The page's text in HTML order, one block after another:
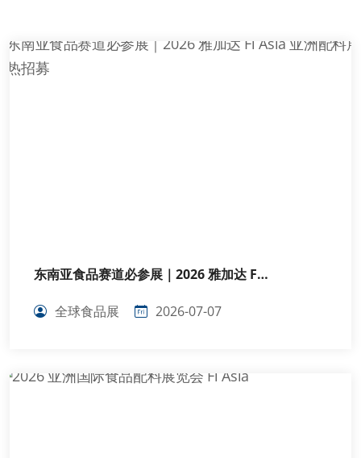
东南亚食品赛道必参展｜2026 雅加达 F…
全球食品展 2026-07-07